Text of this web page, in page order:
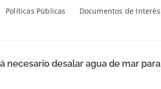
Políticas Públicas Documentos de Interés
necesario desalar agua de mar para